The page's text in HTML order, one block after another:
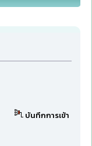
บันทึกการเข้า